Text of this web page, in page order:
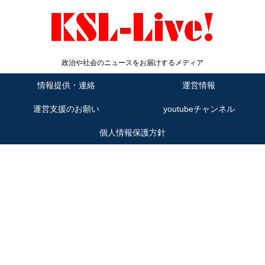
政治や社会のニュースをお届けするメディア
情報提供・連絡 運営情報
運営支援のお願い youtubeチャンネル
個人情報保護方針